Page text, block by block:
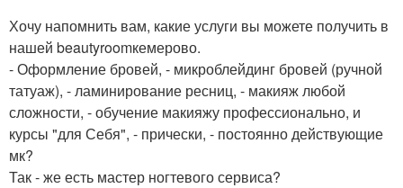
Хочу напомнить вам, какие услуги вы можете получить в
нашей beautyroomкемерово.
- Оформление бровей, - микроблейдинг бровей (ручной
татуаж), - ламинирование ресниц, - макияж любой
сложности, - обучение макияжу профессионально, и
курсы "для Себя", - прически, - постоянно действующие
мк?
Так - же есть мастер ногтевого сервиса?